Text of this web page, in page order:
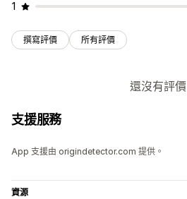
1
撰寫評價 所有評價
還沒有評價
支援服務
App 支援由 origindetector.com 提供。
資源